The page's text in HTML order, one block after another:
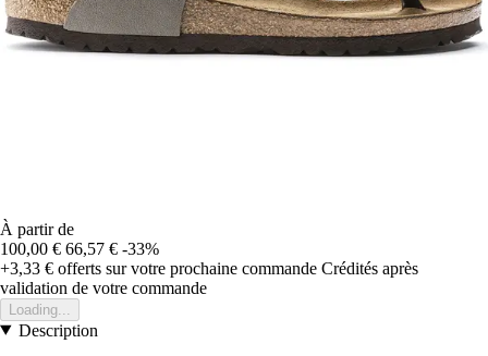
À partir de
100,00 € 66,57 € -33%
+3,33 € offerts sur votre prochaine commande Crédités après
validation de votre commande
Loading...
Description